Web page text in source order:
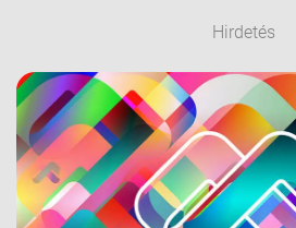
Hirdetés